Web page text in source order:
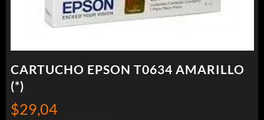
CARTUCHO EPSON T0634 AMARILLO
(*)
$29,04